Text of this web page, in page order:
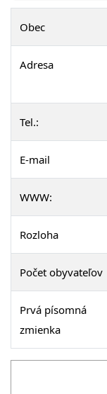
Obec
Adresa
Tel.:
E-mail
WWW:
Rozloha
Počet obyvateľov
Prvá písomná
zmienka